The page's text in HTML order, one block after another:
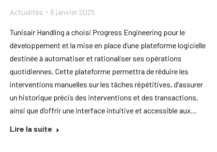
Actualités 6 janvier 2025
Tunisair Handling a choisi Progress Engineering pour le
développement et la mise en place d’une plateforme logicielle
destinée à automatiser et rationaliser ses opérations
quotidiennes. Cette plateforme permettra de réduire les
interventions manuelles sur les tâches répétitives, d’assurer
un historique précis des interventions et des transactions,
ainsi que d’offrir une interface intuitive et accessible aux…
Lire la suite